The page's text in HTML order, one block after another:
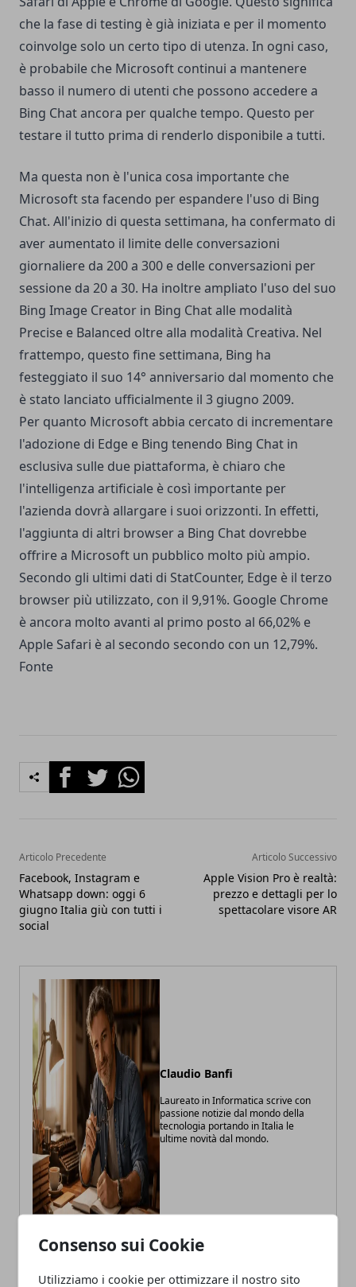
Consenso sui Cookie
Utilizziamo i cookie per ottimizzare il nostro sito
che la fase di testing è già iniziata e per il momento
coinvolge solo un certo tipo di utenza. In ogni caso,
è probabile che Microsoft continui a mantenere
basso il numero di utenti che possono accedere a
Bing Chat ancora per qualche tempo. Questo per
testare il tutto prima di renderlo disponibile a tutti.
Ma questa non è l'unica cosa importante che
Microsoft sta facendo per espandere l'uso di Bing
Chat. All'inizio di questa settimana, ha confermato di
aver aumentato il limite delle conversazioni
giornaliere da 200 a 300 e delle conversazioni per
sessione da 20 a 30. Ha inoltre ampliato l'uso del suo
Bing Image Creator in Bing Chat alle modalità
Precise e Balanced oltre alla modalità Creativa. Nel
frattempo, questo fine settimana, Bing ha
festeggiato il suo 14° anniversario dal momento che
è stato lanciato ufficialmente il 3 giugno 2009.
Per quanto Microsoft abbia cercato di incrementare
l'adozione di Edge e Bing tenendo Bing Chat in
esclusiva sulle due piattaforma, è chiaro che
l'intelligenza artificiale è così importante per
l'azienda dovrà allargare i suoi orizzonti. In effetti,
l'aggiunta di altri browser a Bing Chat dovrebbe
offrire a Microsoft un pubblico molto più ampio.
Secondo gli ultimi dati di StatCounter, Edge è il terzo
browser più utilizzato, con il 9,91%. Google Chrome
è ancora molto avanti al primo posto al 66,02% e
Apple Safari è al secondo secondo con un 12,79%.
Fonte
FacebookTwitterWhatsapp
Articolo Precedente
Facebook, Instagram e
Whatsapp down: oggi 6
giugno Italia giù con tutti i
social
Articolo Successivo
Apple Vision Pro è realtà:
prezzo e dettagli per lo
spettacolare visore AR
Claudio Banfi
Laureato in Informatica scrive con
passione notizie dal mondo della
tecnologia portando in Italia le
ultime novità dal mondo.